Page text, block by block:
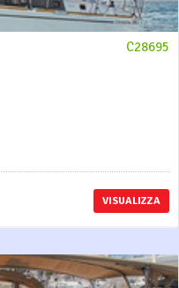
C28695
VISUALIZZA